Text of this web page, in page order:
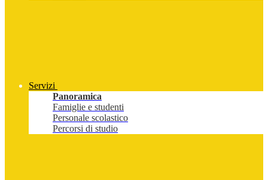
Servizi
Panoramica
Famiglie e studenti
Personale scolastico
Percorsi di studio